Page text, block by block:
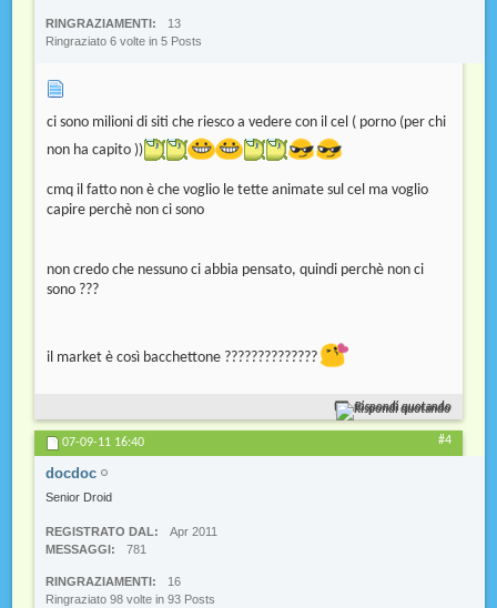
RINGRAZIAMENTI
13
Ringraziato 6 volte in 5 Posts
ci sono milioni di siti che riesco a vedere con il cel ( porno (per chi
non ha capito ))
cmq il fatto non è che voglio le tette animate sul cel ma voglio
capire perchè non ci sono
non credo che nessuno ci abbia pensato, quindi perchè non ci
sono ???
il market è così bacchettone ??????????????
Rispondi quotando
07-09-11 16:40 #4
docdoc
Senior Droid
REGISTRATO DAL
Apr 2011
MESSAGGI
781
RINGRAZIAMENTI
16
Ringraziato 98 volte in 93 Posts